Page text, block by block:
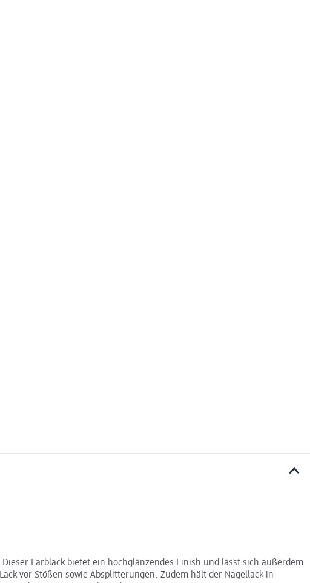
Farblack bietet ein hochglänzendes Finish und lässt sich außerdem
vor Stößen sowie Absplitterungen. Zudem hält der Nagellack in